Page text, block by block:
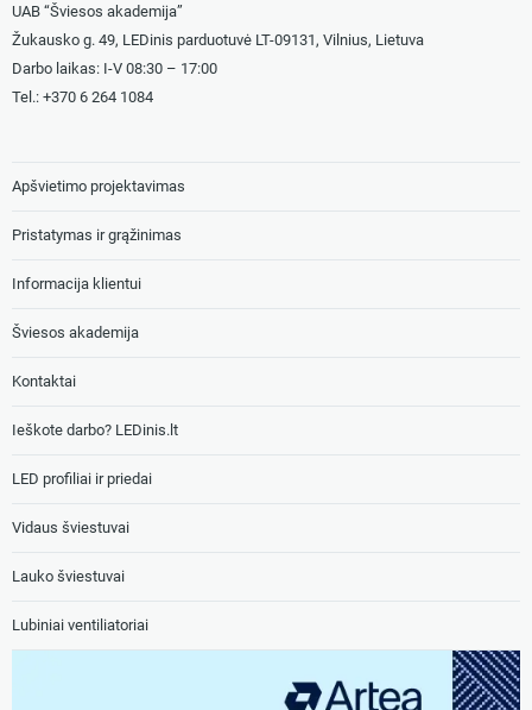
UAB “Šviesos akademija”
Žukausko g. 49, LEDinis parduotuvė LT-09131, Vilnius, Lietuva
Darbo laikas: I-V 08:30 – 17:00
Tel.: +370 6 264 1084
Apšvietimo projektavimas
Pristatymas ir grąžinimas
Informacija klientui
Šviesos akademija
Kontaktai
Ieškote darbo? LEDinis.lt
LED profiliai ir priedai
Vidaus šviestuvai
Lauko šviestuvai
Lubiniai ventiliatoriai